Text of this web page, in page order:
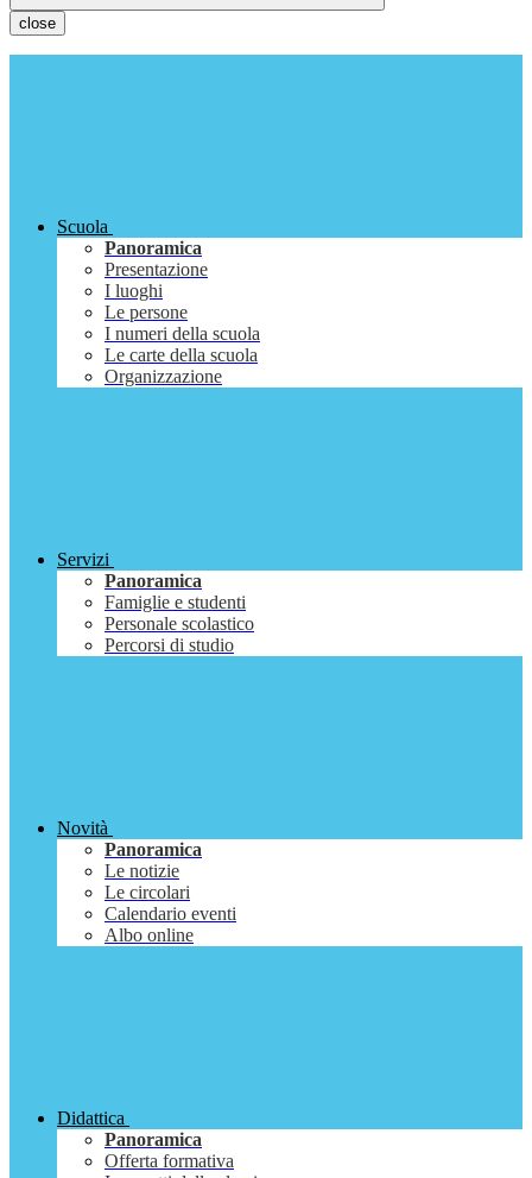
close
Scuola
Panoramica
Presentazione
I luoghi
Le persone
I numeri della scuola
Le carte della scuola
Organizzazione
Servizi
Panoramica
Famiglie e studenti
Personale scolastico
Percorsi di studio
Novità
Panoramica
Le notizie
Le circolari
Calendario eventi
Albo online
Didattica
Panoramica
Offerta formativa